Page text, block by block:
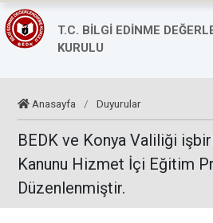
T.C. BİLGİ EDİNME
KURULU
Anasayfa / Duyurular
BEDK ve Konya Valiliği
Kanunu Hizmet İçi Eğitim
Düzenlenmiştir.